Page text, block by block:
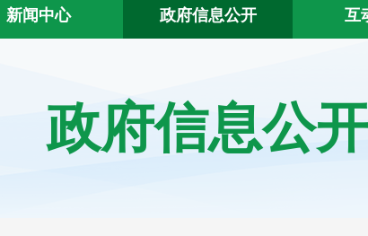
新闻中心 政府信息公开 互
政府信息公